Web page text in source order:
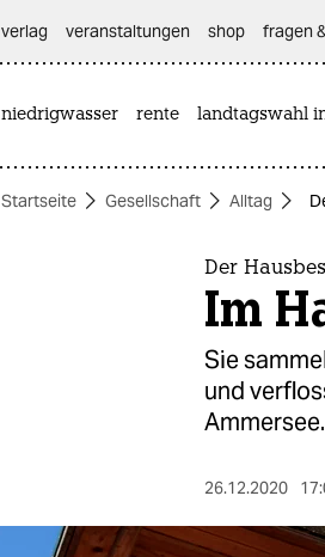
themen
berlin
verlag
veranstaltungen shop fragen
niedrigwasser rente landtagswahl
Startseite Gesellschaft Alltag
Der
Im
Sie
und
Ammersee.
26.12.2020